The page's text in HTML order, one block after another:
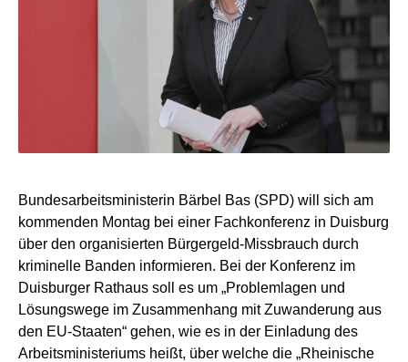
Bundesarbeitsministerin Bärbel Bas (SPD) will sich am
kommenden Montag bei einer Fachkonferenz in Duisburg
über den organisierten Bürgergeld-Missbrauch durch
kriminelle Banden informieren. Bei der Konferenz im
Duisburger Rathaus soll es um „Problemlagen und
Lösungswege im Zusammenhang mit Zuwanderung aus
den EU-Staaten“ gehen, wie es in der Einladung des
Arbeitsministeriums heißt, über welche die „Rheinische